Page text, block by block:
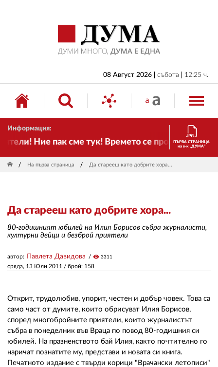
08 Август 2026 събота 12:25 ч.
Информация:
Ние пак сме тук! Времето се променя иПЪРВА СТРАНИЦА
на в-к „ДУМА“
На първа страница Да старееш като добрите хора...
Да старееш като добрите хора...
80-годишният юбилей на Илия Борисов събра журналисти,
културни дейци и безброй приятели
сряда, 13 Юли 2011 / брой: 158
автор: Павлета Давидова visibility 3311
Открит, трудолюбив, упорит, честен и добър човек. Това са
само част от думите, които обрисуват Илия Борисов,
според многобройните приятели, които журналистът
събра в понеделник във Враца по повод 80-годишния си
юбилей. На празненството бай Илия, както почтително го
наричат познатите му, представи и новата си книга.
Печатното издание с твърди корици "Врачански летописи"
БЪЛГАРИЯ
ИКОНОМИКА
ИЗБОРИ
СВЯТ
ДРУГИ
КОНТАКТИ
РЕКЛАМА
АБОНАМЕНТ
УСЛОВИЯ ЗА ПОЛЗВАНЕ